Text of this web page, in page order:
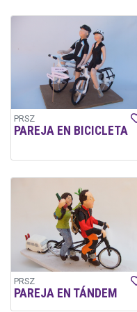
PRSZ
PAREJA EN BICICLETA
PRSZ
PAREJA EN TÁNDEM